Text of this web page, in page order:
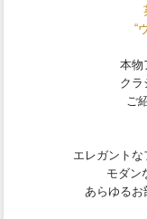
“
本物
クラ
ご
エレガントな
モダン
あらゆるお